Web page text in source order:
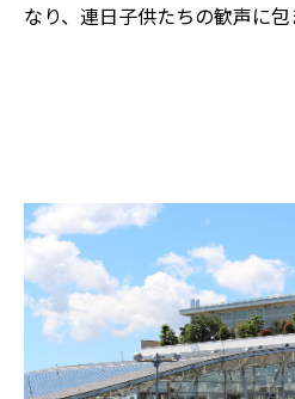
なり、連日子供たちの歓声に